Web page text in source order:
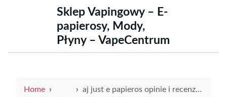
Sklep Vapingowy – E-
papierosy, Mody,
Płyny – VapeCentrum
Home
aj just e papieros opinie i recenzje użytkowników na polskim rynku